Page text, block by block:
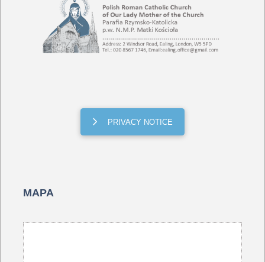
PRIVACY NOTICE
MAPA